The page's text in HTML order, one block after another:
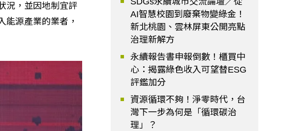
況，並因地制宜評
能源產業的業者，
AI智慧校園到廢棄物變綠金！
新北桃園、雲林屏東公開亮點
治理新解方
永續報告書申報倒數！櫃買中
心：揭露綠色收入可望替ESG
評鑑加分
資源循環不夠！淨零時代，台
灣下一步為何是「循環碳治
理」？